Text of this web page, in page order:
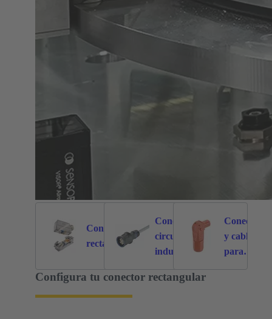
Conectores
rectangulares
6121
Conectores
circulares
industriales
Conectores
y cableados
para
Configura tu conector rectangular